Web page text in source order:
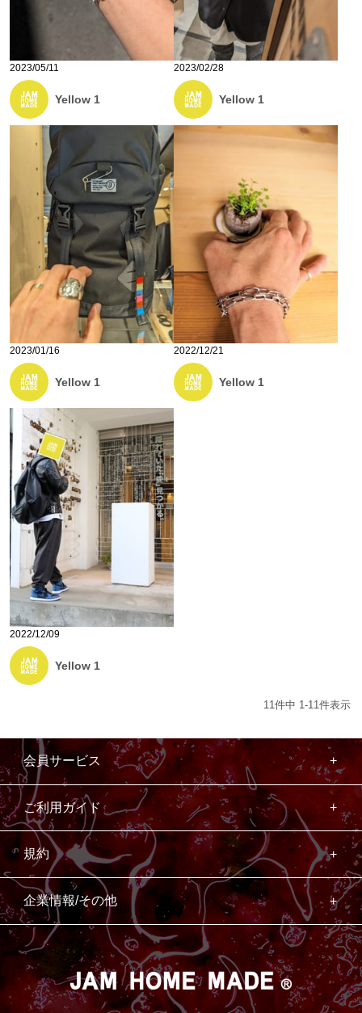
2023/05/11
Yellow 1
2023/02/28
Yellow 1
2023/01/16
Yellow 1
2022/12/21
Yellow 1
2022/12/09
Yellow 1
11 件中 1 -11 件表示
会員サービス
ご利用ガイド
規約
企業情報/その他